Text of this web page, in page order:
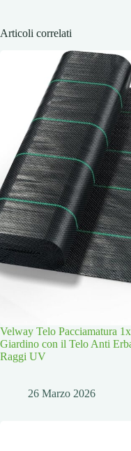
Articoli correlati
Velway Telo Pacciamatura
Giardino con il Telo Anti
Raggi UV
26 Marzo 2026